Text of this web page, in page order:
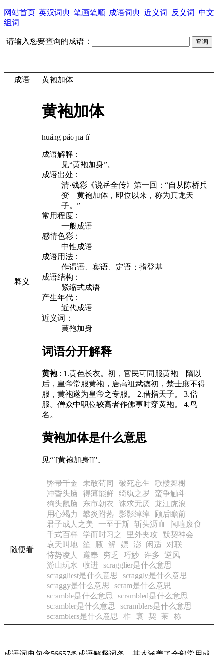
网站首页 英汉词典 笔画笔顺 成语词典 近义词 反义词 中文
组词
请输入您要查询的成语：
成语 黄袍加体
释义
黄袍加体
huáng páo jiā tǐ
成语解释：
见“黄袍加身”。
成语出处：
清·钱彩《说岳全传》第一回：“自从陈桥兵
变，黄袍加体，即位以来，称为真龙天
子。”
常用程度：
一般成语
感情色彩：
中性成语
成语用法：
作谓语、宾语、定语；指登基
成语结构：
紧缩式成语
产生年代：
近代成语
近义词：
黄袍加身
词语分开解释
黄袍: 1.黄色长衣。初，官民可同服黄袍，隋以
后，皇帝常服黄袍，唐高祖武德初，禁士庶不得
服，黄袍遂为皇帝之专服。 2.借指天子。 3.僧
服。僧众中职位较高者作佛事时穿黄袍。 4.鸟
名。
黄袍加体是什么意思
见“[[黄袍加身]]”。
随便看
弊帚千金 未敢苟同 破死忘生
歌楼舞榭
冲昏头脑
得薄能鲜 绮纨之岁
蛮争触斗
狗头鼠脑
东市朝衣 诛求无厌
龙江虎浪
用心竭力
攀炎附热 影影绰绰
顾后瞻前
君子成人之美
一至于斯 斩头沥血
闻噎废食
千式百样 学而时习之 里外夹攻
默契神会
哀天叫地 笙 腋 解 嫖 澎 闲适
对联
恃势凌人
遵奉 穷乏 巧妙 许多
逆风
游山玩水
收进
scragglier是什么意思
scraggliest是什么意思
scraggly是什么意思
scraggy是什么意思
scram是什么意思
scramble是什么意思
scrambled是什么意思
scrambler是什么意思
scramblers是什么意思
scramblers是什么意思
柞 寰 契 茱 栋